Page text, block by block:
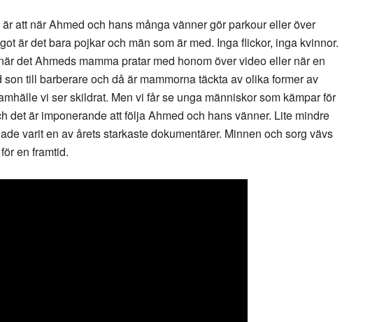
att när Ahmed och hans många vänner gör parkour eller över
är det bara pojkar och män som är med. Inga flickor, inga kvinnor.
det Ahmeds mamma pratar med honom över video eller när en
till barberare och då är mammorna täckta av olika former av
vi ser skildrat. Men vi får se unga människor som kämpar för
det är imponerande att följa Ahmed och hans vänner. Lite mindre
varit en av årets starkaste dokumentärer. Minnen och sorg vävs
en framtid.